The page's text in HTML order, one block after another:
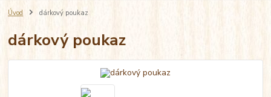
Úvod dárkový poukaz
dárkový poukaz